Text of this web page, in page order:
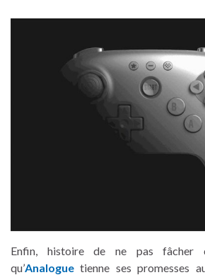
Enfin, histoire de ne pas fâcher
qu’Analogue tienne ses promesses